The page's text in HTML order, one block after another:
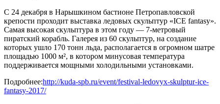
С 24 декабря в Нарышкином бастионе Петропавловской
крепости проходит выставка ледовых скульптур «ICE fantasy».
Самая высокая скульптура в этом году — 7-метровый
пиратский корабль. Галерея из 60 скульптур, на создание
которых ушло 170 тонн льда, располагается в огромном шатре
площадью 1000 м², в котором минусовая температура
поддерживается мощными холодильными установками.
Подробнее:http://kuda-spb.ru/event/festival-ledovyx-skulptur-ice-
fantasy-2017/